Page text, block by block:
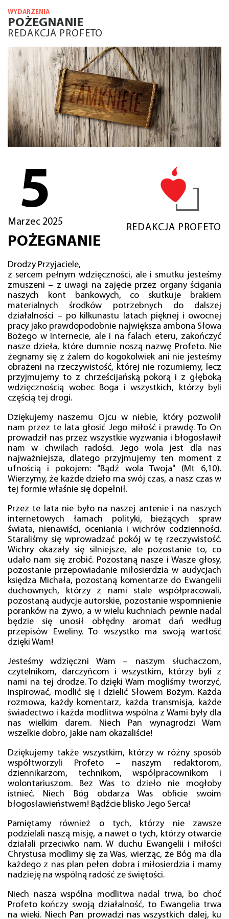
WYDARZENIA
POŻEGNANIE
REDAKCJA PROFETO
5
Marzec 2025
REDAKCJA PROFETO
POŻEGNANIE
Drodzy Przyjaciele,
z sercem pełnym wdzięczności, ale i smutku jesteśmy
zmuszeni – z uwagi na zajęcie przez organy ścigania
naszych kont bankowych, co skutkuje brakiem
materialnych środków potrzebnych do dalszej
działalności – po kilkunastu latach pięknej i owocnej
pracy jako prawdopodobnie największa ambona Słowa
Bożego w Internecie, ale i na falach eteru, zakończyć
nasze dzieła, które dumnie noszą nazwę Profeto. Nie
żegnamy się z żalem do kogokolwiek ani nie jesteśmy
obrażeni na rzeczywistość, której nie rozumiemy, lecz
przyjmujemy to z chrześcijańską pokorą i z głęboką
wdzięcznością wobec Boga i wszystkich, którzy byli
częścią tej drogi.
Dziękujemy naszemu Ojcu w niebie, który pozwolił
nam przez te lata głosić Jego miłość i prawdę. To On
prowadził nas przez wszystkie wyzwania i błogosławił
nam w chwilach radości. Jego wola jest dla nas
najważniejsza, dlatego przyjmujemy ten moment z
ufnością i pokojem: "Bądź wola Twoja" (Mt 6,10).
Wierzymy, że każde dzieło ma swój czas, a nasz czas w
tej formie właśnie się dopełnił.
Przez te lata nie było na naszej antenie i na naszych
internetowych łamach polityki, bieżących spraw
świata, nienawiści, oceniania i wichrów codzienności.
Staraliśmy się wprowadzać pokój w tę rzeczywistość.
Wichry okazały się silniejsze, ale pozostanie to, co
udało nam się zrobić. Pozostaną nasze i Wasze głosy,
pozostanie przepowiadanie miłosierdzia w audycjach
księdza Michała, pozostaną komentarze do Ewangelii
duchownych, którzy z nami stale współpracowali,
pozostaną audycje autorskie, pozostanie wspomnienie
poranków na żywo, a w wielu kuchniach pewnie nadal
będzie się unosił obłędny aromat dań według
przepisów Eweliny. To wszystko ma swoją wartość
dzięki Wam!
Jesteśmy wdzięczni Wam – naszym słuchaczom,
czytelnikom, darczyńcom i wszystkim, którzy byli z
nami na tej drodze. To dzięki Wam mogliśmy tworzyć,
inspirować, modlić się i dzielić Słowem Bożym. Każda
rozmowa, każdy komentarz, każda transmisja, każde
świadectwo i każda modlitwa wspólna z Wami były dla
nas wielkim darem. Niech Pan wynagrodzi Wam
wszelkie dobro, jakie nam okazaliście!
Dziękujemy także wszystkim, którzy w różny sposób
współtworzyli Profeto – naszym redaktorom,
dziennikarzom, technikom, współpracownikom i
wolontariuszom. Bez Was to dzieło nie mogłoby
istnieć. Niech Bóg obdarza Was obficie swoim
błogosławieństwem! Bądźcie blisko Jego Serca!
Pamiętamy również o tych, którzy nie zawsze
podzielali naszą misję, a nawet o tych, którzy otwarcie
działali przeciwko nam. W duchu Ewangelii i miłości
Chrystusa modlimy się za Was, wierząc, że Bóg ma dla
każdego z nas plan pełen dobra i miłosierdzia i mamy
nadzieję na wspólną radość ze świętości.
Niech nasza wspólna modlitwa nadal trwa, bo choć
Profeto kończy swoją działalność, to Ewangelia trwa
na wieki. Niech Pan prowadzi nas wszystkich dalej, ku